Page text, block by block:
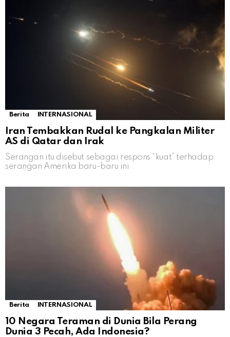
Berita INTERNASIONAL
Iran Tembakkan Rudal ke Pangkalan Militer
AS di Qatar dan Irak
Serangan itu disebut sebagai respons “kuat” terhadap
serangan Amerika baru-baru ini
Berita INTERNASIONAL
10 Negara Teraman di Dunia Bila Perang
Dunia 3 Pecah, Ada Indonesia?